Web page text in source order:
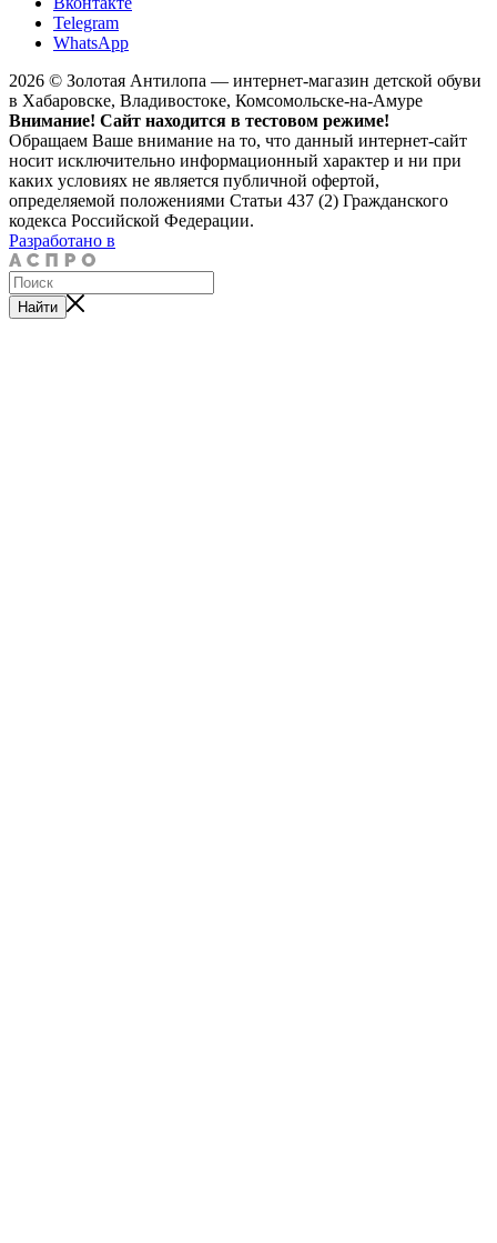
Telegram
WhatsApp
2026 © Золотая Антилопа — интернет-магазин детской обуви
в Хабаровске, Владивостоке, Комсомольске-на-Амуре
Внимание! Сайт находится в тестовом режиме!
Обращаем Ваше внимание на то, что данный интернет-сайт
носит исключительно информационный характер и ни при
каких условиях не является публичной офертой,
определяемой положениями Статьи 437 (2) Гражданского
кодекса Российской Федерации.
Разработано в
Найти